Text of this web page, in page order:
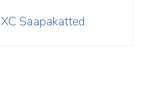
Saapakatted